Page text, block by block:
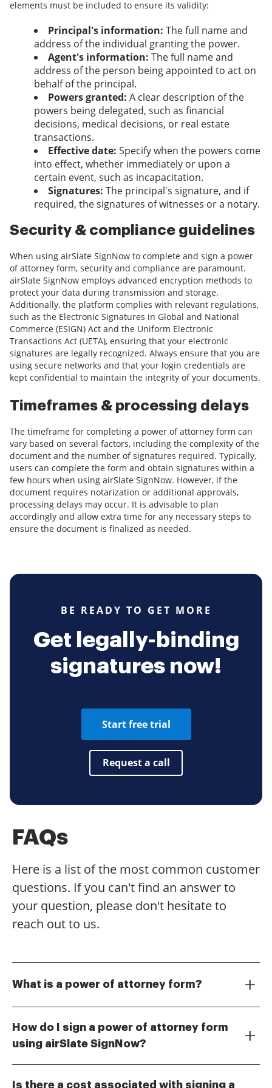
elements must be included to ensure its validity:
Principal's information: The full name and
address of the individual granting the power.
Agent's information: The full name and
address of the person being appointed to act on
behalf of the principal.
Powers granted: A clear description of the
powers being delegated, such as financial
decisions, medical decisions, or real estate
transactions.
Effective date: Specify when the powers come
into effect, whether immediately or upon a
certain event, such as incapacitation.
Signatures: The principal's signature, and if
required, the signatures of witnesses or a notary.
Security & compliance guidelines
When using airSlate SignNow to complete and sign a power
of attorney form, security and compliance are paramount.
airSlate SignNow employs advanced encryption methods to
protect your data during transmission and storage.
Additionally, the platform complies with relevant regulations,
such as the Electronic Signatures in Global and National
Commerce (ESIGN) Act and the Uniform Electronic
Transactions Act (UETA), ensuring that your electronic
signatures are legally recognized. Always ensure that you are
using secure networks and that your login credentials are
kept confidential to maintain the integrity of your documents.
Timeframes & processing delays
The timeframe for completing a power of attorney form can
vary based on several factors, including the complexity of the
document and the number of signatures required. Typically,
users can complete the form and obtain signatures within a
few hours when using airSlate SignNow. However, if the
document requires notarization or additional approvals,
processing delays may occur. It is advisable to plan
accordingly and allow extra time for any necessary steps to
ensure the document is finalized as needed.
BE READY TO GET MORE
Get legally-binding
signatures now!
Start free trial
Request a call
FAQs
Here is a list of the most common customer
questions. If you can't find an answer to
your question, please don't hesitate to
reach out to us.
What is a power of attorney form?
or financial matters. Understanding how to sign a
power of attorney form is crucial, as it ensures that
How do I sign a power of attorney form
using airSlate SignNow?
Is there a cost associated with signing a